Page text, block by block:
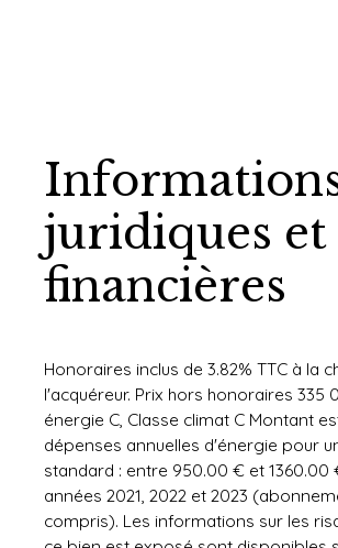
juridiques et
financières
Honoraires inclus de 3.82% TTC à la
l'acquéreur. Prix hors honoraires 335
énergie C, Classe climat C Montant
dépenses annuelles d'énergie pour
standard : entre 950.00 € et 1360.00
années 2021, 2022 et 2023
compris). Les informations sur les